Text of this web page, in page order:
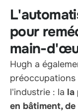
pour
main-
Hugh a
préoccupations
l'industrie : la la
en bâtiment,